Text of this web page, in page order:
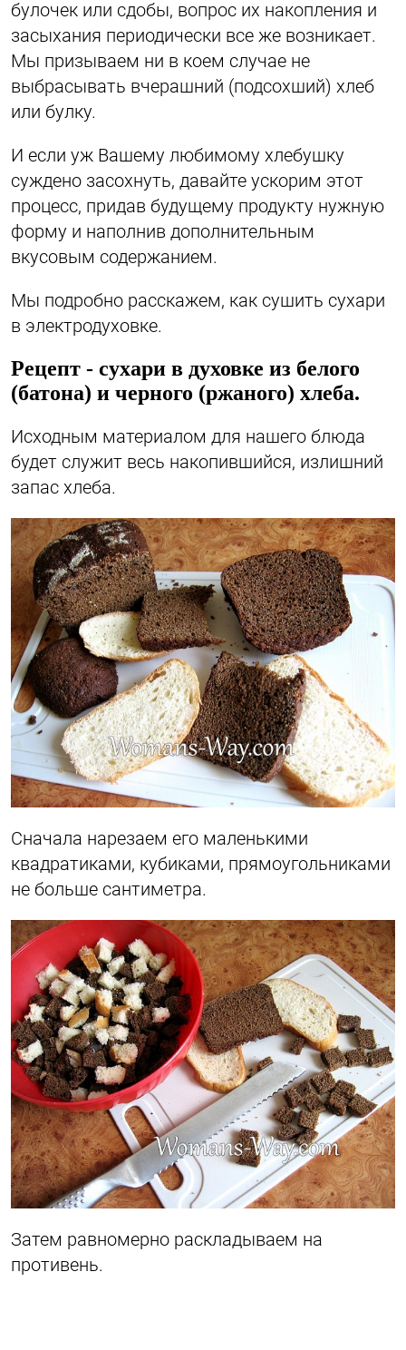
булочек или сдобы, вопрос их накопления и
засыхания периодически все же возникает.
Мы призываем ни в коем случае не
выбрасывать вчерашний (подсохший) хлеб
или булку.
И если уж Вашему любимому хлебушку
суждено засохнуть, давайте ускорим этот
процесс, придав будущему продукту нужную
форму и наполнив дополнительным
вкусовым содержанием.
Мы подробно расскажем, как сушить сухари
в электродуховке.
Рецепт - сухари в духовке из белого
(батона) и черного (ржаного) хлеба.
Исходным материалом для нашего блюда
будет служит весь накопившийся, излишний
запас хлеба.
Сначала нарезаем его маленькими
квадратиками, кубиками, прямоугольниками
не больше сантиметра.
Затем равномерно раскладываем на
противень.